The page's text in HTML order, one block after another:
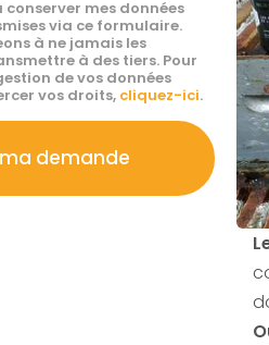
mes données
via ce formulaire.
à ne jamais les
à des tiers. Pour
de vos données
vos droits, cliquez-ici.
demande